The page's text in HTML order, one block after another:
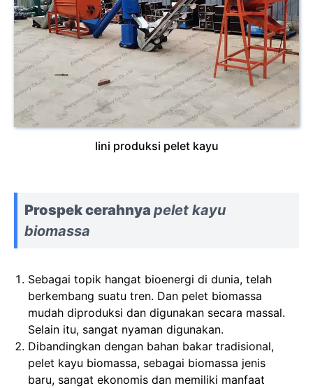
lini produksi pelet kayu
Prospek cerahnya pelet kayu
biomassa
Sebagai topik hangat bioenergi di dunia, telah
berkembang suatu tren. Dan pelet biomassa
mudah diproduksi dan digunakan secara massal.
Selain itu, sangat nyaman digunakan.
Dibandingkan dengan bahan bakar tradisional,
pelet kayu biomassa, sebagai biomassa jenis
baru, sangat ekonomis dan memiliki manfaat